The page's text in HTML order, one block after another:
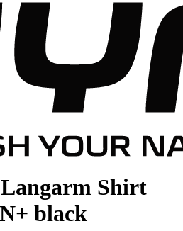
Shirt
black